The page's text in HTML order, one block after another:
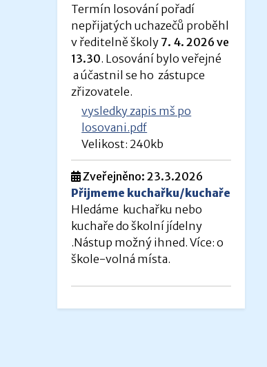
Termín losování pořadí
nepřijatých uchazečů proběhl
v ředitelně školy 7. 4. 2026 ve
13.30. Losování bylo veřejné
a účastnil se ho zástupce
zřizovatele.
vysledky zapis mš po
losovani.pdf
Velikost: 240kb
Zveřejněno: 23.3.2026
Přijmeme kuchařku/kuchaře
Hledáme kuchařku nebo
kuchaře do školní jídelny
.Nástup možný ihned. Více: o
škole-volná místa.